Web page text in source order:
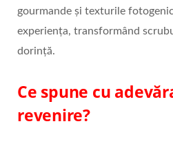
gourmande și texturile
experiența, transformând
dorință.
Ce spune cu
revenire?